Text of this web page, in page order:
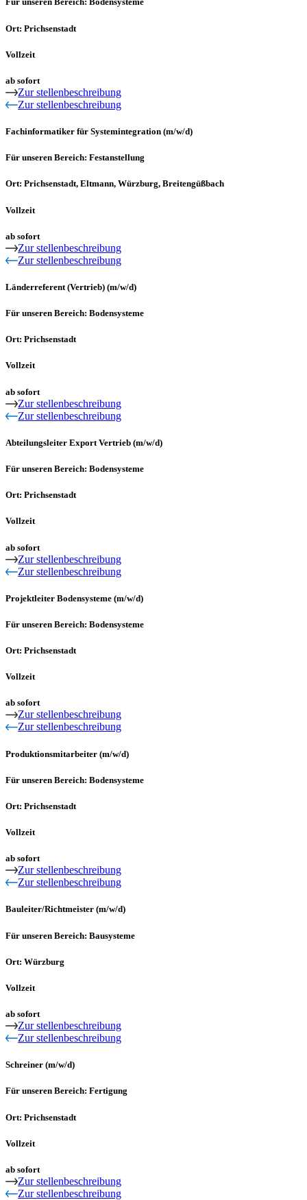
Ort: Prichsenstadt
Vollzeit
ab sofort
Zur stellenbeschreibung
Zur stellenbeschreibung
Fachinformatiker für Systemintegration (m/w/d)
Für unseren Bereich: Festanstellung
Ort: Prichsenstadt, Eltmann, Würzburg, Breitengüßbach
Vollzeit
ab sofort
Zur stellenbeschreibung
Zur stellenbeschreibung
Länderreferent (Vertrieb) (m/w/d)
Für unseren Bereich: Bodensysteme
Ort: Prichsenstadt
Vollzeit
ab sofort
Zur stellenbeschreibung
Zur stellenbeschreibung
Abteilungsleiter Export Vertrieb (m/w/d)
Für unseren Bereich: Bodensysteme
Ort: Prichsenstadt
Vollzeit
ab sofort
Zur stellenbeschreibung
Zur stellenbeschreibung
Projektleiter Bodensysteme (m/w/d)
Für unseren Bereich: Bodensysteme
Ort: Prichsenstadt
Vollzeit
ab sofort
Zur stellenbeschreibung
Zur stellenbeschreibung
Produktionsmitarbeiter (m/w/d)
Für unseren Bereich: Bodensysteme
Ort: Prichsenstadt
Vollzeit
ab sofort
Zur stellenbeschreibung
Zur stellenbeschreibung
Bauleiter/Richtmeister (m/w/d)
Für unseren Bereich: Bausysteme
Ort: Würzburg
Vollzeit
ab sofort
Zur stellenbeschreibung
Zur stellenbeschreibung
Schreiner (m/w/d)
Für unseren Bereich: Fertigung
Ort: Prichsenstadt
Vollzeit
ab sofort
Zur stellenbeschreibung
Zur stellenbeschreibung